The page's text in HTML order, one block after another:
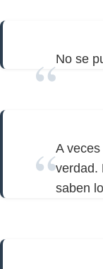
No se
A
verdad.
saben